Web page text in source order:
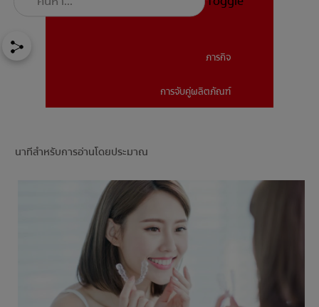
ภารกิจ
การจับคู่ผลิตภัณฑ์
นาทีสำหรับการอ่านโดยประมาณ